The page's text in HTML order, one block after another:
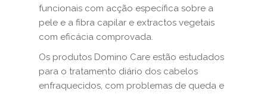
funcionais com acção específica sobre a
pele e a fibra capilar e extractos vegetais
com eficácia comprovada.
Os produtos Domino Care estão estudados
para o tratamento diário dos cabelos
enfraquecidos, com problemas de queda e